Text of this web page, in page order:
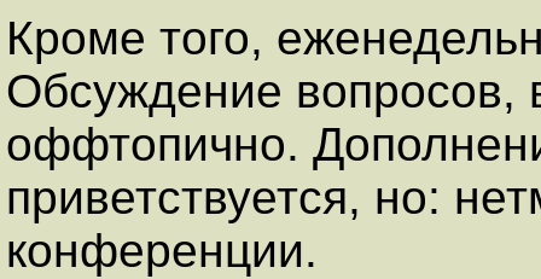
Кроме того,
Обсуждение вопросов,
оффтопично.
приветствуется, но:
конференции.